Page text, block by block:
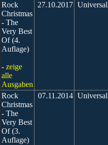
Rock
Christmas
- The
Very Best
Of (4.
Auflage)
- zeige
alle
Ausgaben
27.10.2017 Universal
Rock
Christmas
- The
Very Best
Of (3.
Auflage)
07.11.2014 Universal